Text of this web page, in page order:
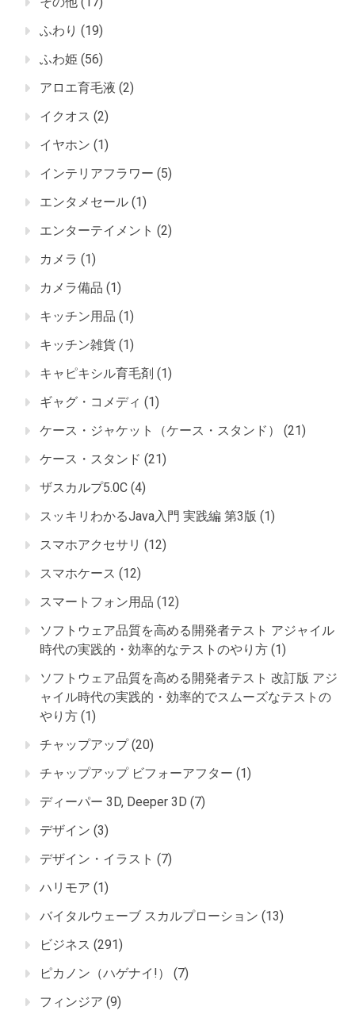
ふわり (19)
ふわ姫 (56)
アロエ育毛液 (2)
イクオス (2)
イヤホン (1)
インテリアフラワー (5)
エンタメセール (1)
エンターテイメント (2)
カメラ (1)
カメラ備品 (1)
キッチン用品 (1)
キッチン雑貨 (1)
キャピキシル育毛剤 (1)
ギャグ・コメディ (1)
ケース・ジャケット（ケース・スタンド）
(21)
ケース・スタンド (21)
ザスカルプ5.0C (4)
スッキリわかるJava入門 実践編 第3版 (1)
スマホアクセサリ (12)
スマホケース (12)
スマートフォン用品 (12)
ソフトウェア品質を高める開発者テスト アジャイル
時代の実践的・効率的なテストのやり方 (1)
ソフトウェア品質を高める開発者テスト 改訂版 アジ
ャイル時代の実践的・効率的でスムーズなテストの
やり方 (1)
チャップアップ(20)
チャップアップ ビフォーアフター (1)
ディーパー 3D, Deeper 3D (7)
デザイン (3)
デザイン・イラスト (7)
ハリモア (1)
バイタルウェーブ スカルプローション (13)
ビジネス (291)
ピカノン（ハゲナイ!）
(7)
フィンジア (9)